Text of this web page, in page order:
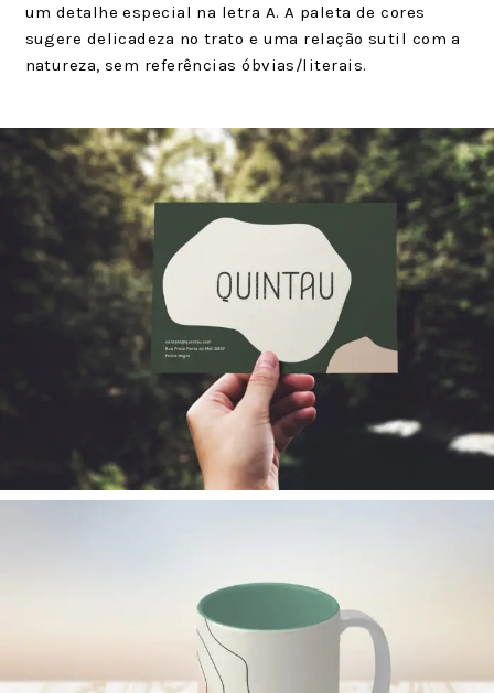
um detalhe especial na letra A. A paleta de cores
sugere delicadeza no trato e uma relação sutil com a
natureza, sem referências óbvias/literais.